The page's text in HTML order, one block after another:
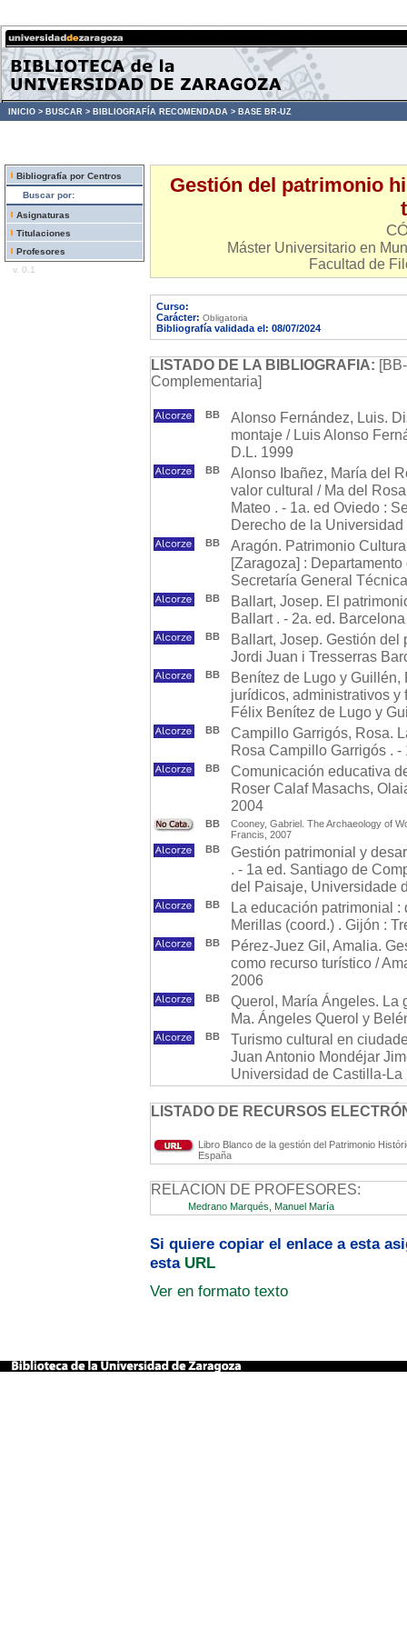
INICIO > BUSCAR > BIBLIOGRAFÍA RECOMENDADA > BASE BR-UZ
Bibliografía por Centros
Buscar por:
Asignaturas
Titulaciones
Profesores
v. 0.1
Gestión del patrimonio
Máster Universitario en
Facultad de
Curso:
Carácter: Obligatoria
Bibliografía validada el: 08/07/2024
LISTADO DE LA BIBLIOGRAFIA:
Complementaria]
BB
Alonso Fernández, Luis.
montaje / Luis Alonso
D.L. 1999
BB
Alonso Ibañez, María del
valor cultural / Ma del
Mateo . - 1a. ed Oviedo :
Derecho de la
BB
Aragón. Patrimonio
[Zaragoza] :
Secretaría General
BB
Ballart, Josep. El
Ballart . - 2a. ed.
BB
Ballart, Josep. Gestión
Jordi Juan i Tresserras
BB
Benítez de Lugo y
jurídicos, administrativos y
Félix Benítez de Lugo y
BB
Campillo Garrigós, Rosa.
Rosa Campillo Garrigós .
BB
Comunicación educativa
Roser Calaf Masachs,
2004
BB
Cooney, Gabriel. The Archaeology of
Francis, 2007
BB
Gestión patrimonial y
. - 1a ed. Santiago de
del Paisaje, Universidade
BB
La educación patrimonial
Merillas (coord.) . Gijón :
BB
Pérez-Juez Gil, Amalia.
como recurso turístico /
2006
BB
Querol, María Ángeles. La
Ma. Ángeles Querol y
BB
Turismo cultural en
Juan Antonio Mondéjar
Universidad de Castilla-La
LISTADO DE RECURSOS
Libro Blanco de la gestión del Patrimonio
España
RELACION DE PROFESORES:
Medrano Marqués, Manuel María
Si quiere copiar el enlace a esta
esta URL
Ver en formato texto